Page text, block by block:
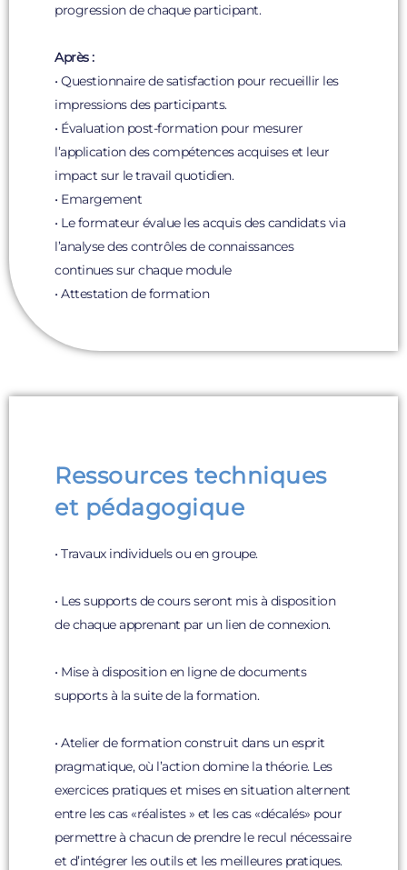
progression de chaque participant.
Après :
• Questionnaire de satisfaction pour recueillir les
impressions des participants.
• Évaluation post-formation pour mesurer
l’application des compétences acquises et leur
impact sur le travail quotidien.
• Emargement
• Le formateur évalue les acquis des candidats via
l’analyse des contrôles de connaissances
continues sur chaque module
• Attestation de formation
Ressources techniques
et pédagogique
• Travaux individuels ou en groupe.
• Les supports de cours seront mis à disposition
de chaque apprenant par un lien de connexion.
• Mise à disposition en ligne de documents
supports à la suite de la formation.
• Atelier de formation construit dans un esprit
pragmatique, où l’action domine la théorie. Les
exercices pratiques et mises en situation alternent
entre les cas «réalistes » et les cas «décalés» pour
permettre à chacun de prendre le recul nécessaire
et d’intégrer les outils et les meilleures pratiques.